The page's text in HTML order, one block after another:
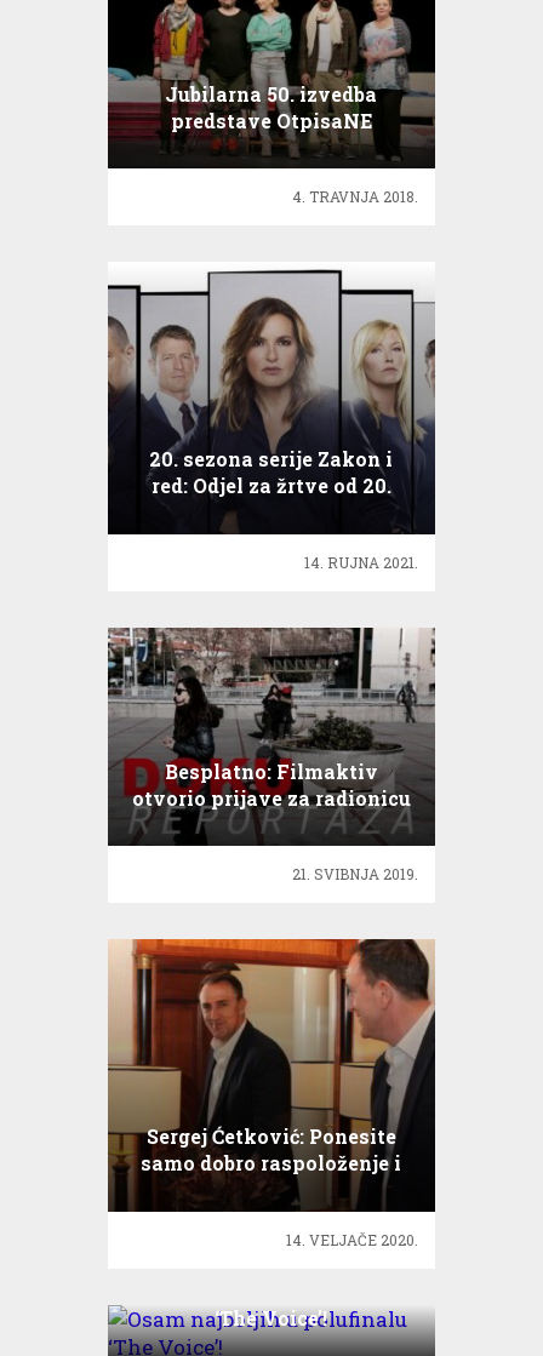
Jubilarna 50. izvedba
predstave OtpisaNE
4. TRAVNJA 2018.
20. sezona serije Zakon i
red: Odjel za žrtve od 20.
14. RUJNA 2021.
Besplatno: Filmaktiv
otvorio prijave za radionicu
doku reportaže
21. SVIBNJA 2019.
Sergej Ćetković: Ponesite
samo dobro raspoloženje i
puno ljubavi
14. VELJAČE 2020.
‘The Voice’!